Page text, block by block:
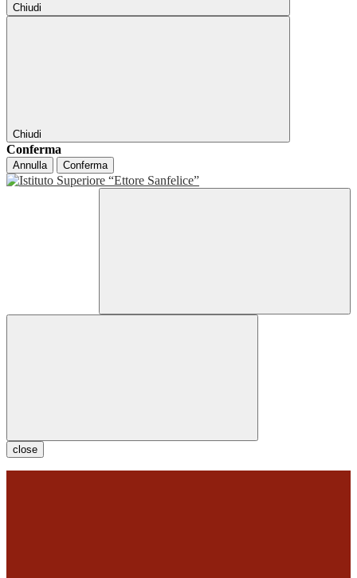
Chiudi
Chiudi
Conferma
Annulla Conferma
close